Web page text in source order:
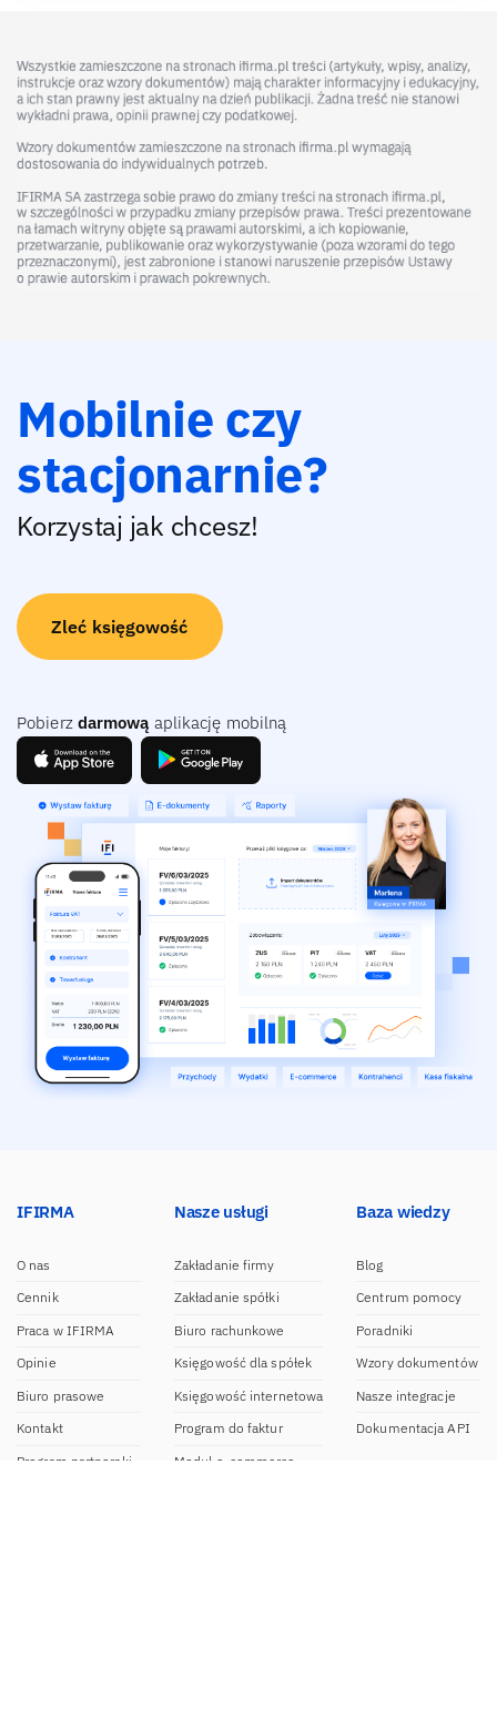
Mobilnie czy
stacjonarnie?
Korzystaj jak chcesz!
Zleć księgowość
Pobierz darmową aplikację mobilną
IFIRMA
O nas
Cennik
Praca w IFIRMA
Opinie
Biuro prasowe
Kontakt
Program partnerski
Nasze usługi
Zakładanie firmy
Zakładanie spółki
Biuro rachunkowe
Księgowość dla spółek
Księgowość internetowa
Program do faktur
Moduł e-commerce
Baza wiedzy
Blog
Centrum pomocy
Poradniki
Wzory dokumentów
Nasze integracje
Dokumentacja API